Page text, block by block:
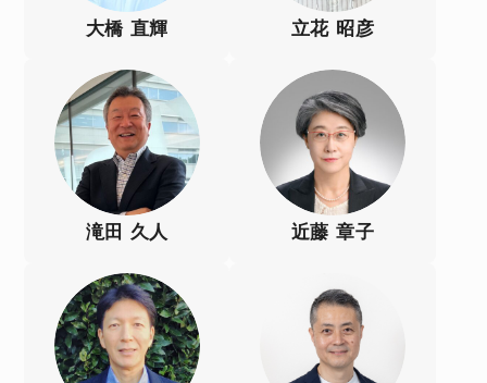
大橋 直輝 立花 昭彦
滝田 久人 近藤 章子